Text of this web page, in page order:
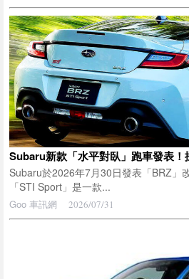
Subaru於2026年7月30日發表「BRZ」
「STI Sport」是一款...
Goo 車訊網 2026/07/31